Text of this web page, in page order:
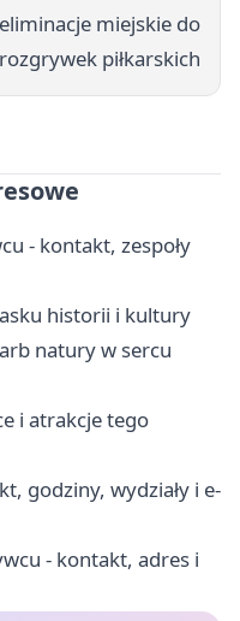
miejskie do
piłkarskich
- kontakt, zespoły
historii i kultury
natury w sercu
i atrakcje tego
godziny, wydziały i e-
- kontakt, adres i